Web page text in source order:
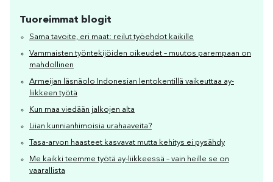
Tuoreimmat blogit
Sama tavoite, eri maat: reilut työehdot kaikille
Vammaisten työntekijöiden oikeudet – muutos parempaan on
mahdollinen
Armeijan läsnäolo Indonesian lentokentillä vaikeuttaa ay-
liikkeen työtä
Kun maa viedään jalkojen alta
Liian kunnianhimoisia urahaaveita?
Tasa-arvon haasteet kasvavat mutta kehitys ei pysähdy
Me kaikki teemme työtä ay-liikkeessä – vain heille se on
vaarallista